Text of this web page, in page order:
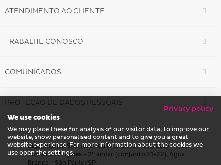
ATENDIMENTO AO CLIENTE
TRABALHE CONOSCO
COMUNICADOS
PROTEÇÃO DE DADOS PESSOAIS
Lojas Marisa S/A.Avenida Francisco Matarazzo, 1.500
Torre Los Angeles - 2º andar (conjunto 21-22), Água
Branca - São Paulo/SP.
Privacy policy
We use cookies
We may place these for analysis of our visitor data, to improve our
website, show personalised content and to give you a great
website experience. For more information about the cookies we
use open the settings.